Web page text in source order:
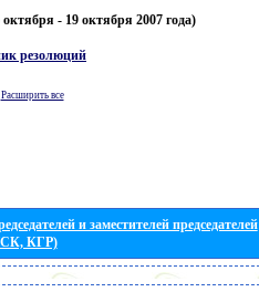
- 19 октября 2007 года)
резолюций
Расширить все
и заместителей председателей
КГР)